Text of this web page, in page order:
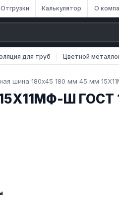
Отгрузки Калькулятор О
для труб Цветной
шина 180х45 180 мм 45 мм
Ш ГОСТ